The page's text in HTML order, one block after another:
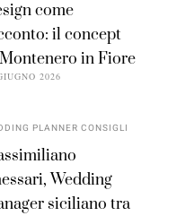
come
il concept
in Fiore
2026
PLANNER CONSIGLI
Wedding
siciliano tra